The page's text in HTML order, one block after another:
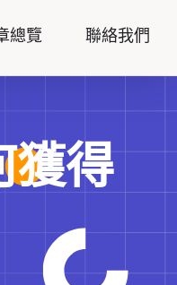
總覽 聯絡我們
獲得